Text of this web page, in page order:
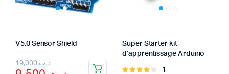
V5.0 Sensor Shield
د.ت19,000
Original
Current
Super Starter kit
d’apprentissage Arduino
Rated
1